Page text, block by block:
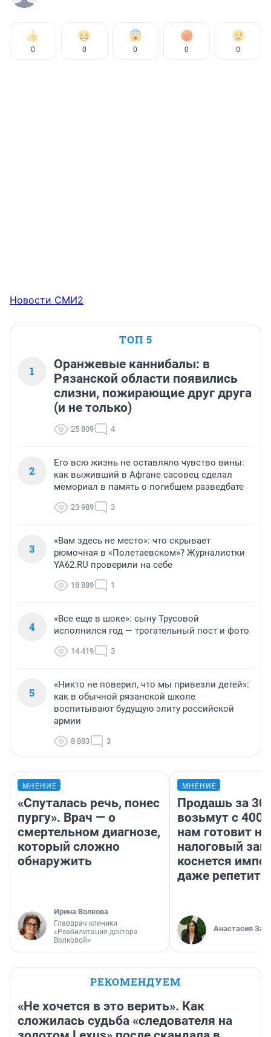
0 0 0 0 0
Новости СМИ2
ТОП 5
1
Оранжевые каннибалы: в
Рязанской области появились
слизни, пожирающие друг друга
(и не только)
25 809 4
2
Его всю жизнь не оставляло чувство вины:
как выживший в Афгане сасовец сделал
мемориал в память о погибшем разведбате
23 989 3
3
«Вам здесь не место»: что скрывает
рюмочная в «Полетаевском»? Журналистки
YA62.RU проверили на себе
18 889 1
4
«Все еще в шоке»: сыну Трусовой
исполнился год — трогательный пост и фото
14 419 3
5
«Никто не поверил, что мы привезли детей»:
как в обычной рязанской школе
воспитывают будущую элиту российской
армии
8 883 3
МНЕНИЕ
«Спуталась речь, понес
пургу». Врач — о
смертельном диагнозе,
который сложно
обнаружить
Ирина Волкова
Главврач клиники
«Реабилитация доктора
Волковой»
МНЕНИЕ
Продашь за
возьмут с
нам готовит
налоговый
коснется
даже
Анастасия
РЕКОМЕНДУЕМ
«Не хочется в это верить». Как
сложилась судьба «следователя на